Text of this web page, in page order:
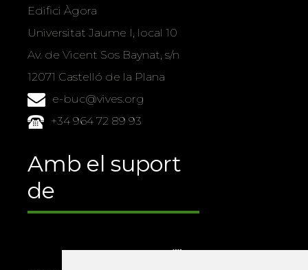
Edifici Àgora
Universitat Jaume I, local 10
Av. de Vicent Sos Baynat, s/n
12071 Castelló de la Plana
e-buc@vives.org
+34 964 72 89 93
Amb el suport
de